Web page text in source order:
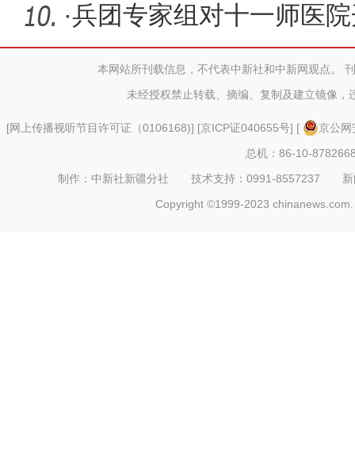
进十
·兵团专家组对十一师医
行”活
本网站所刊载信息，不代表中新社和中新网观点。
未经授权禁止转载、摘编、复制及建立镜像，
[网上传播视听节目许可证（0106168)] [京ICP证040655号] [
京公
总机：86-10-
制作：中新社新疆分社 技术支持：0991-8557237
Copyright ©1999-2023